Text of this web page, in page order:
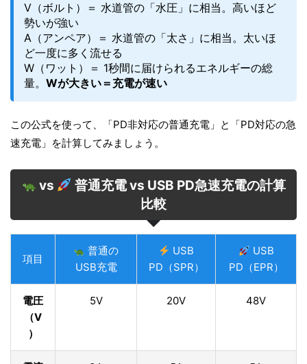
V（ボルト）＝ 水道管の「水圧」に相当。高いほど
勢いが強い
A（アンペア）＝ 水道管の「太さ」に相当。太いほ
ど一度に多く流せる
W（ワット）＝ 1秒間に届けられるエネルギーの総
量。 Wが大きい＝充電が速い
この公式を使って、「PD非対応の普通充電」と「PD対応の急
速充電」を計算してみましょう。
vs
普通充電 vs USB PD急速充電の計算
比較
項目
普通の
USB充電
USB
PD（SPR）
USB
PD（EPR）
電圧
（V
）
5V 20V 48V